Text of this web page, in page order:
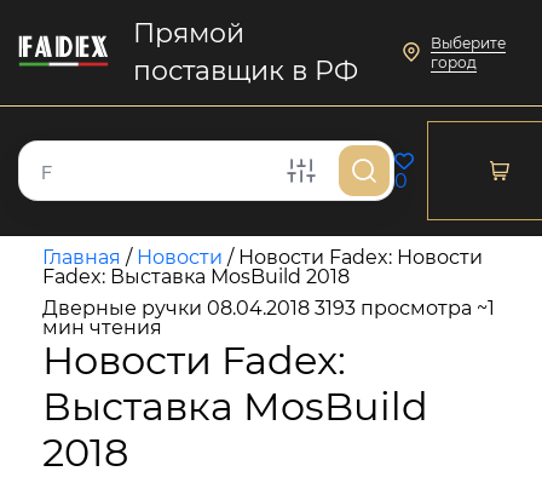
Прямой
поставщик в РФ
Выберите
город
0
Главная / Новости / Новости Fadex: Новости
Fadex: Выставка MosBuild 2018
Дверные ручки 08.04.2018 3193 просмотра ~1
мин чтения
Новости Fadex:
Выставка MosBuild
2018